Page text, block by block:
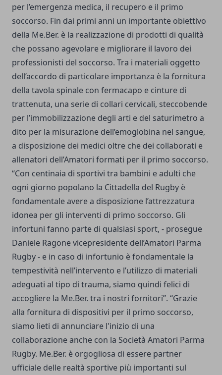
per l’emergenza medica, il recupero e il primo
soccorso. Fin dai primi anni un importante obiettivo
della Me.Ber. è la realizzazione di prodotti di qualità
che possano agevolare e migliorare il lavoro dei
professionisti del soccorso. Tra i materiali oggetto
dell’accordo di particolare importanza è la fornitura
della tavola spinale con fermacapo e cinture di
trattenuta, una serie di collari cervicali, steccobende
per l’immobilizzazione degli arti e del saturimetro a
dito per la misurazione dell’emoglobina nel sangue,
a disposizione dei medici oltre che dei collaborati e
allenatori dell’Amatori formati per il primo soccorso.
“Con centinaia di sportivi tra bambini e adulti che
ogni giorno popolano la Cittadella del Rugby è
fondamentale avere a disposizione l’attrezzatura
idonea per gli interventi di primo soccorso. Gli
infortuni fanno parte di qualsiasi sport, - prosegue
Daniele Ragone vicepresidente dell’Amatori Parma
Rugby - e in caso di infortunio è fondamentale la
tempestività nell’intervento e l’utilizzo di materiali
adeguati al tipo di trauma, siamo quindi felici di
accogliere la Me.Ber. tra i nostri fornitori”. “Grazie
alla fornitura di dispositivi per il primo soccorso,
siamo lieti di annunciare l'inizio di una
collaborazione anche con la Società Amatori Parma
Rugby. Me.Ber. è orgogliosa di essere partner
ufficiale delle realtà sportive più importanti sul